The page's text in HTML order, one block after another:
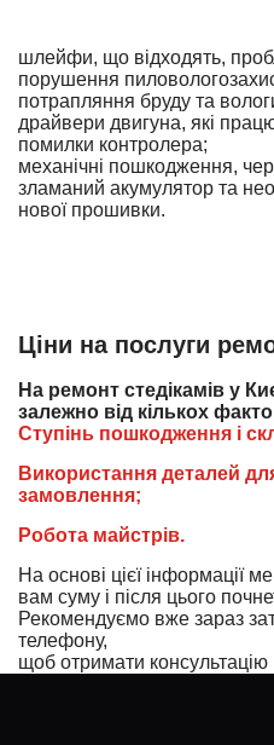
шлейфи, що відходять,
порушення
потрапляння бруду та
драйвери двигуна, які
помилки контролера;
механічні пошкодження,
зламаний акумулятор та
нової прошивки.
Ціни на послуги
На ремонт стедікамів у
залежно від кількох
Ступінь пошкодження і
Використання деталей
замовлення;
Робота майстрів.
На основі цієї інформації
вам суму і після цього
Рекомендуємо вже зараз
телефону,
щоб отримати консультацію